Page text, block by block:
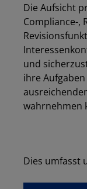
Die Aufsicht
Compliance-,
und
ihre
wahrnehmen
Dies umfasst